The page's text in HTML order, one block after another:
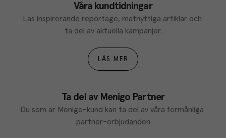
Våra kundtidningar
Läs inspirerande reportage, matnyttiga artiklar och
ta del av aktuella kampanjer.
LÄS MER
Ta del av Menigo Partner
Du som är Menigo-kund kan ta del av våra förmånliga
partner-erbjudanden